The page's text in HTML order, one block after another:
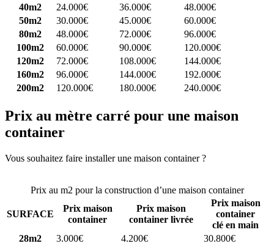
40m2
24.000€ 36.000€
48.000€
50m2
30.000€ 45.000€
60.000€
80m2
48.000€ 72.000€
96.000€
100m2
60.000€ 90.000€
120.000€
120m2
72.000€ 108.000€
144.000€
160m2
96.000€ 144.000€
192.000€
200m2
120.000€ 180.000€ 240.000€
Prix au mètre carré pour une maison
container
Vous souhaitez faire installer une maison container ?
Prix au m2 pour la construction d’une maison container
SURFACE
Prix maison
container
Prix maison
container livrée
Prix maison
container
clé en main
28m2
3.000€ 4.200€
30.800€